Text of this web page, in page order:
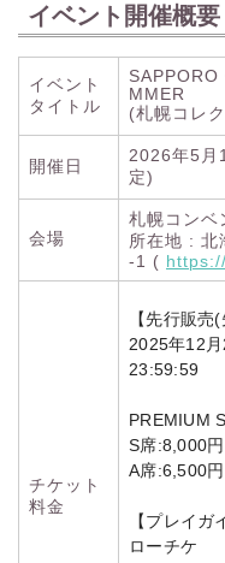
イベント開催概要
イベント
タイトル
MMER
(札幌コレ
開催日
2026年5月
定)
会場
札幌コンベ
所在地 : 北
-1 (
チケット
料金
【先行販売(
2025年12
23:59:59
PREMIUM
S席:8,000
A席:6,500
【プレイガ
ローチ